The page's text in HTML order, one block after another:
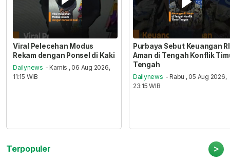
Viral Pelecehan Modus
Rekam dengan Ponsel di Kaki
Dailynews - Kamis , 06 Aug 2026,
11:15 WIB
Purbaya Sebut Keuangan RI
Aman di Tengah Konflik
Tengah
Dailynews - Rabu , 05 Aug 2026,
23:15 WIB
Terpopuler >